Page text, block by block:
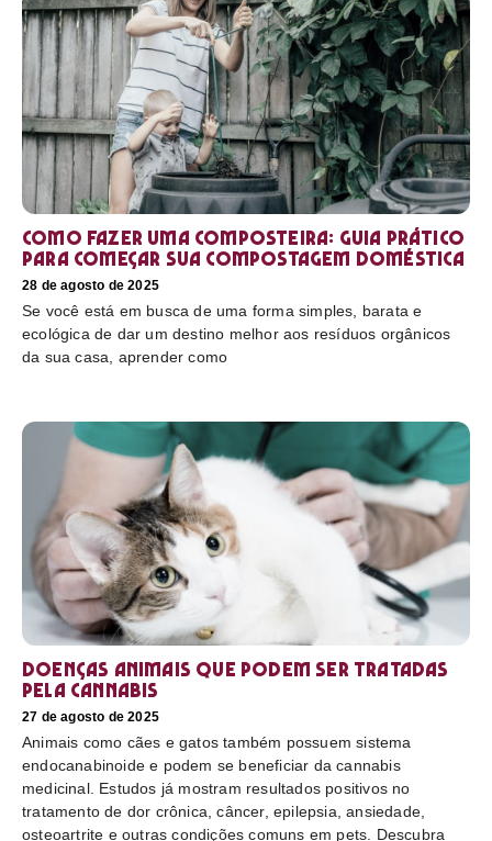
Como fazer uma composteira: Guia prático
para começar sua compostagem doméstica
28 de agosto de 2025
Se você está em busca de uma forma simples, barata e
ecológica de dar um destino melhor aos resíduos orgânicos
da sua casa, aprender como
Doenças animais que podem ser tratadas
pela cannabis
27 de agosto de 2025
Animais como cães e gatos também possuem sistema
endocanabinoide e podem se beneficiar da cannabis
medicinal. Estudos já mostram resultados positivos no
tratamento de dor crônica, câncer, epilepsia, ansiedade,
osteoartrite e outras condições comuns em pets. Descubra